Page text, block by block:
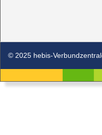
© 2025 hebis-